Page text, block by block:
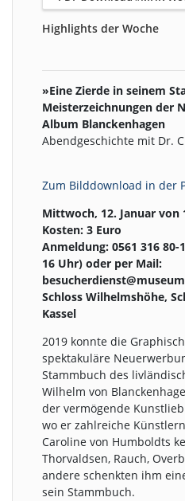
Highlights der Woche
»Eine Zierde in seinem
Meisterzeichnungen der
Album Blanckenhagen
Abendgeschichte mit Dr.
Zum Bilddownload in der
Mittwoch, 12. Januar von
Kosten: 3 Euro
Anmeldung: 0561 316 80-
16 Uhr) oder per Mail:
Schloss Wilhelmshöhe,
Kassel
2019 konnte die
spektakuläre
Stammbuch des
Wilhelm von
der vermögende
wo er zahlreiche
Caroline von Humboldts
Thorvaldsen, Rauch,
andere schenkten ihm
sein Stammbuch.